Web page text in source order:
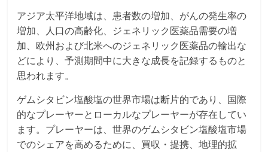
アジア太平洋地域は、患者数の増加、がんの発生率の
増加、人口の高齢化、ジェネリック医薬品需要の増
加、欧州および北米へのジェネリック医薬品の輸出な
どにより、予測期間中に大きな成長を記録するものと
思われます。
ゲムシタビン塩酸塩の世界市場は断片的であり、国際
的なプレーヤーとローカルなプレーヤーが存在してい
ます。プレーヤーは、世界のゲムシタビン塩酸塩市場
でのシェアを高めるために、買収・提携、地理的拡